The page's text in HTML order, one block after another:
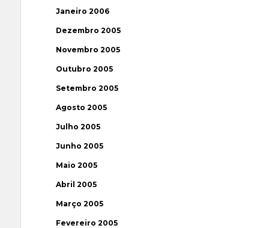
Janeiro 2006
Dezembro 2005
Novembro 2005
Outubro 2005
Setembro 2005
Agosto 2005
Julho 2005
Junho 2005
Maio 2005
Abril 2005
Março 2005
Fevereiro 2005